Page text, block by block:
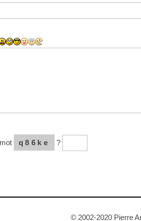
q86ke ?
© 2002-2020 Pierre